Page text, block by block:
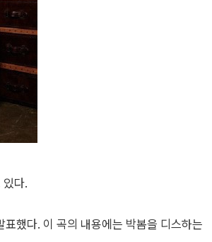
있다.
했다. 이 곡의 내용에는 박봄을 디스하는